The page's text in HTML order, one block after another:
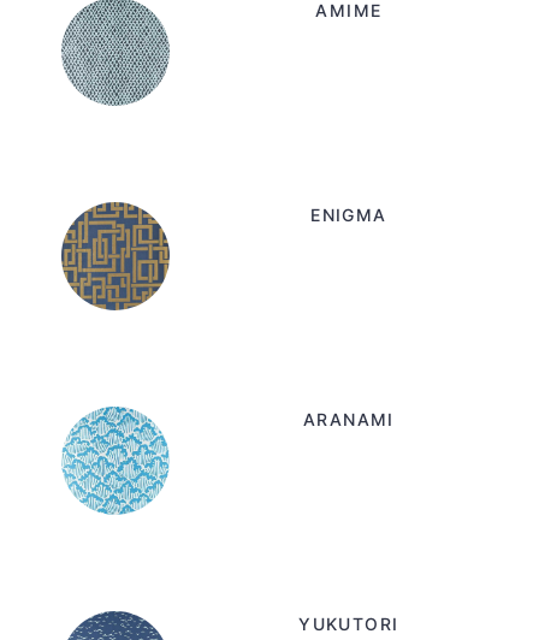
AMIME
ENIGMA
ARANAMI
YUKUTORI